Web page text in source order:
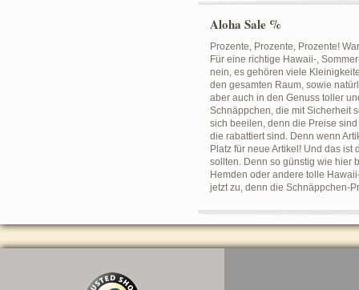
Aloha Sale %
Prozente, Prozente, Prozente!
Für eine richtige Hawaii-,
nein, es gehören viele
den gesamten Raum, sowie
aber auch in den Genuss toller
Schnäppchen, die mit Sicherheit
sich beeilen, denn die Preise
die rabattiert sind. Denn wenn
Platz für neue Artikel! Und das
sollten. Denn so günstig wie hier
Hemden oder andere tolle
jetzt zu, denn die Schnäppchen-